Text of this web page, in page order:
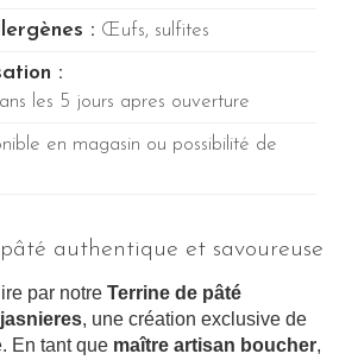
: Œufs, sulfites
:
les 5 jours apres ouverture
en magasin ou possibilité de
authentique et savoureuse
par notre Terrine de pâté
, une création exclusive de
En tant que maître artisan boucher,